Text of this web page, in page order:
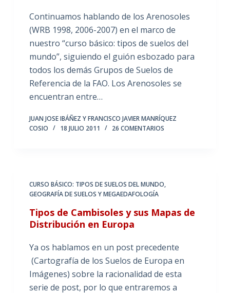
Continuamos hablando de los Arenosoles
(WRB 1998, 2006-2007) en el marco de
nuestro “curso básico: tipos de suelos del
mundo”, siguiendo el guión esbozado para
todos los demás Grupos de Suelos de
Referencia de la FAO. Los Arenosoles se
encuentran entre…
JUAN JOSE IBÁÑEZ Y FRANCISCO JAVIER MANRÍQUEZ
COSIO
18 JULIO 2011 26 COMENTARIOS
CURSO BÁSICO: TIPOS DE SUELOS DEL MUNDO,
GEOGRAFÍA DE SUELOS Y MEGAEDAFOLOGÍA
Tipos de Cambisoles y sus Mapas de
Distribución en Europa
Ya os hablamos en un post precedente
(Cartografía de los Suelos de Europa en
Imágenes) sobre la racionalidad de esta
serie de post, por lo que entraremos a